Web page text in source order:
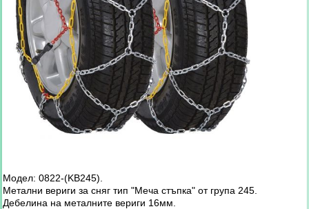
Модел: 0822-(KB245).
Метални вериги за сняг тип "Меча стъпка" от група 245.
Дебелина на металните вериги 16мм.